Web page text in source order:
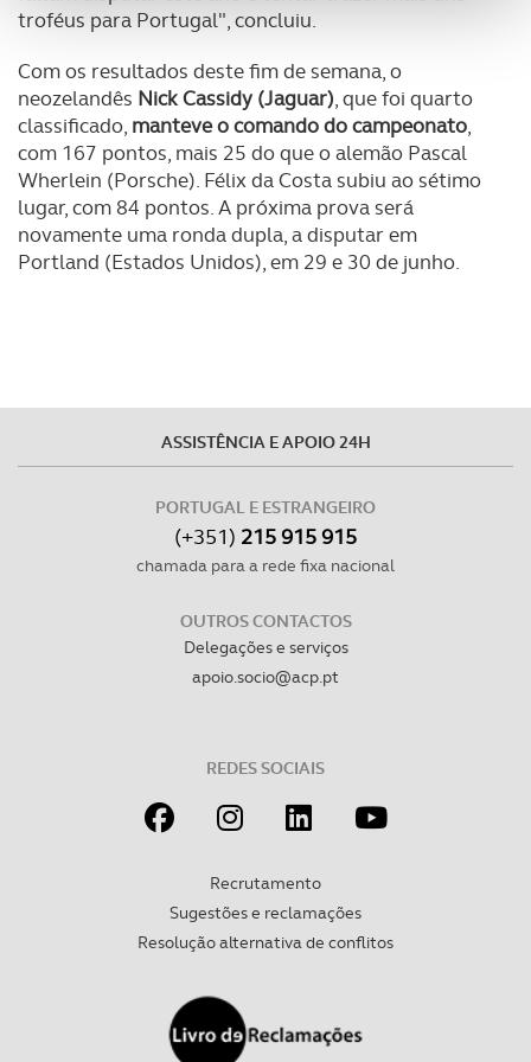
funcionalidades de redes sociais, bem como para
analisar dados de navegação no nosso website.
Adicionalmente partilhamos informação, relativa à sua
utilização do nosso site de publicidade e de análise, com
parceiros e organizações na UE e em países terceiros.
O ACP garantirá que as transferências internacionais de
dados pessoais serão realizadas apenas com o seu
consentimento e quando tal se afigure estritamente
experiência de navegação no Website e nos serviços
disponibilizados.
troféus para Portugal", concluiu.
Com os resultados deste fim de semana, o
neozelandês Nick Cassidy (Jaguar), que foi quarto
classificado, manteve o comando do campeonato,
com 167 pontos, mais 25 do que o alemão Pascal
Wherlein (Porsche). Félix da Costa subiu ao sétimo
lugar, com 84 pontos. A próxima prova será
novamente uma ronda dupla, a disputar em
Portland (Estados Unidos), em 29 e 30 de junho.
ASSISTÊNCIA E APOIO 24H
PORTUGAL E ESTRANGEIRO
(+351) 215 915 915
chamada para a rede fixa nacional
OUTROS CONTACTOS
Delegações e serviços
apoio.socio@acp.pt
REDES SOCIAIS
Recrutamento
Sugestões e reclamações
Resolução alternativa de conflitos